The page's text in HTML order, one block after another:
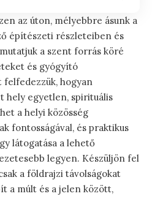
az úton, mélyebbre ásunk a
építészeti részleteiben és
a szent forrás köré
és gyógyító
felfedezzük, hogyan
hely egyetlen, spirituális
a helyi közösség
fontosságával, és praktikus
látogatása a lehető
legyen. Készüljön fel
a földrajzi távolságokat
a múlt és a jelen között,